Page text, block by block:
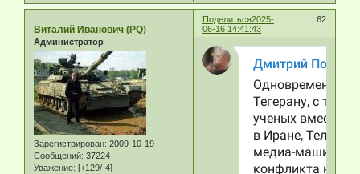
Поделиться 62
2025-
06-16 14:41:43
Виталий Иванович (PQ)
Администратор
Зарегистрирован: 2009-10-19
Сообщений: 37224
Уважение: [+129/-4]